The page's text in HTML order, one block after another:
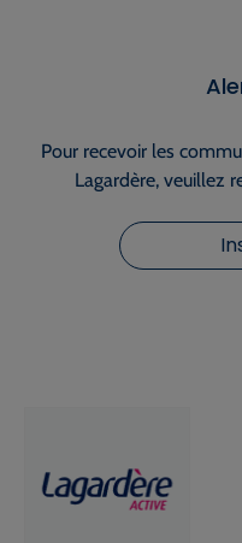
Pour recevoir les
Lagardère, veuillez